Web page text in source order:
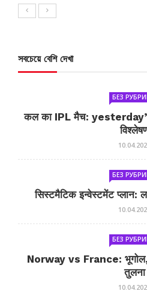
সবচেয়ে বেশি দেখা
БЕЗ
कल का IPL मैच:
БЕЗ
सिस्टमैटिक इन्वेस्टमेंट
БЕЗ
Norway vs France: भूगोल,
तुलना